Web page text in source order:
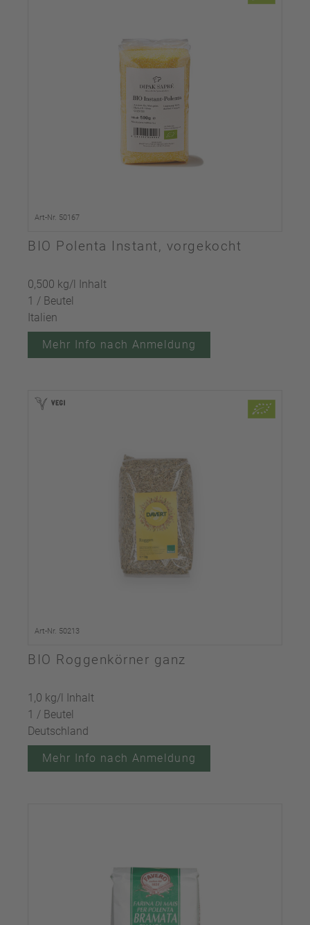
Art-Nr. 50167
BIO Polenta Instant, vorgekocht
0,500 kg/l Inhalt
1 / Beutel
Italien
Mehr Info nach Anmeldung
Art-Nr. 50213
BIO Roggenkörner ganz
1,0 kg/l Inhalt
1 / Beutel
Deutschland
Mehr Info nach Anmeldung